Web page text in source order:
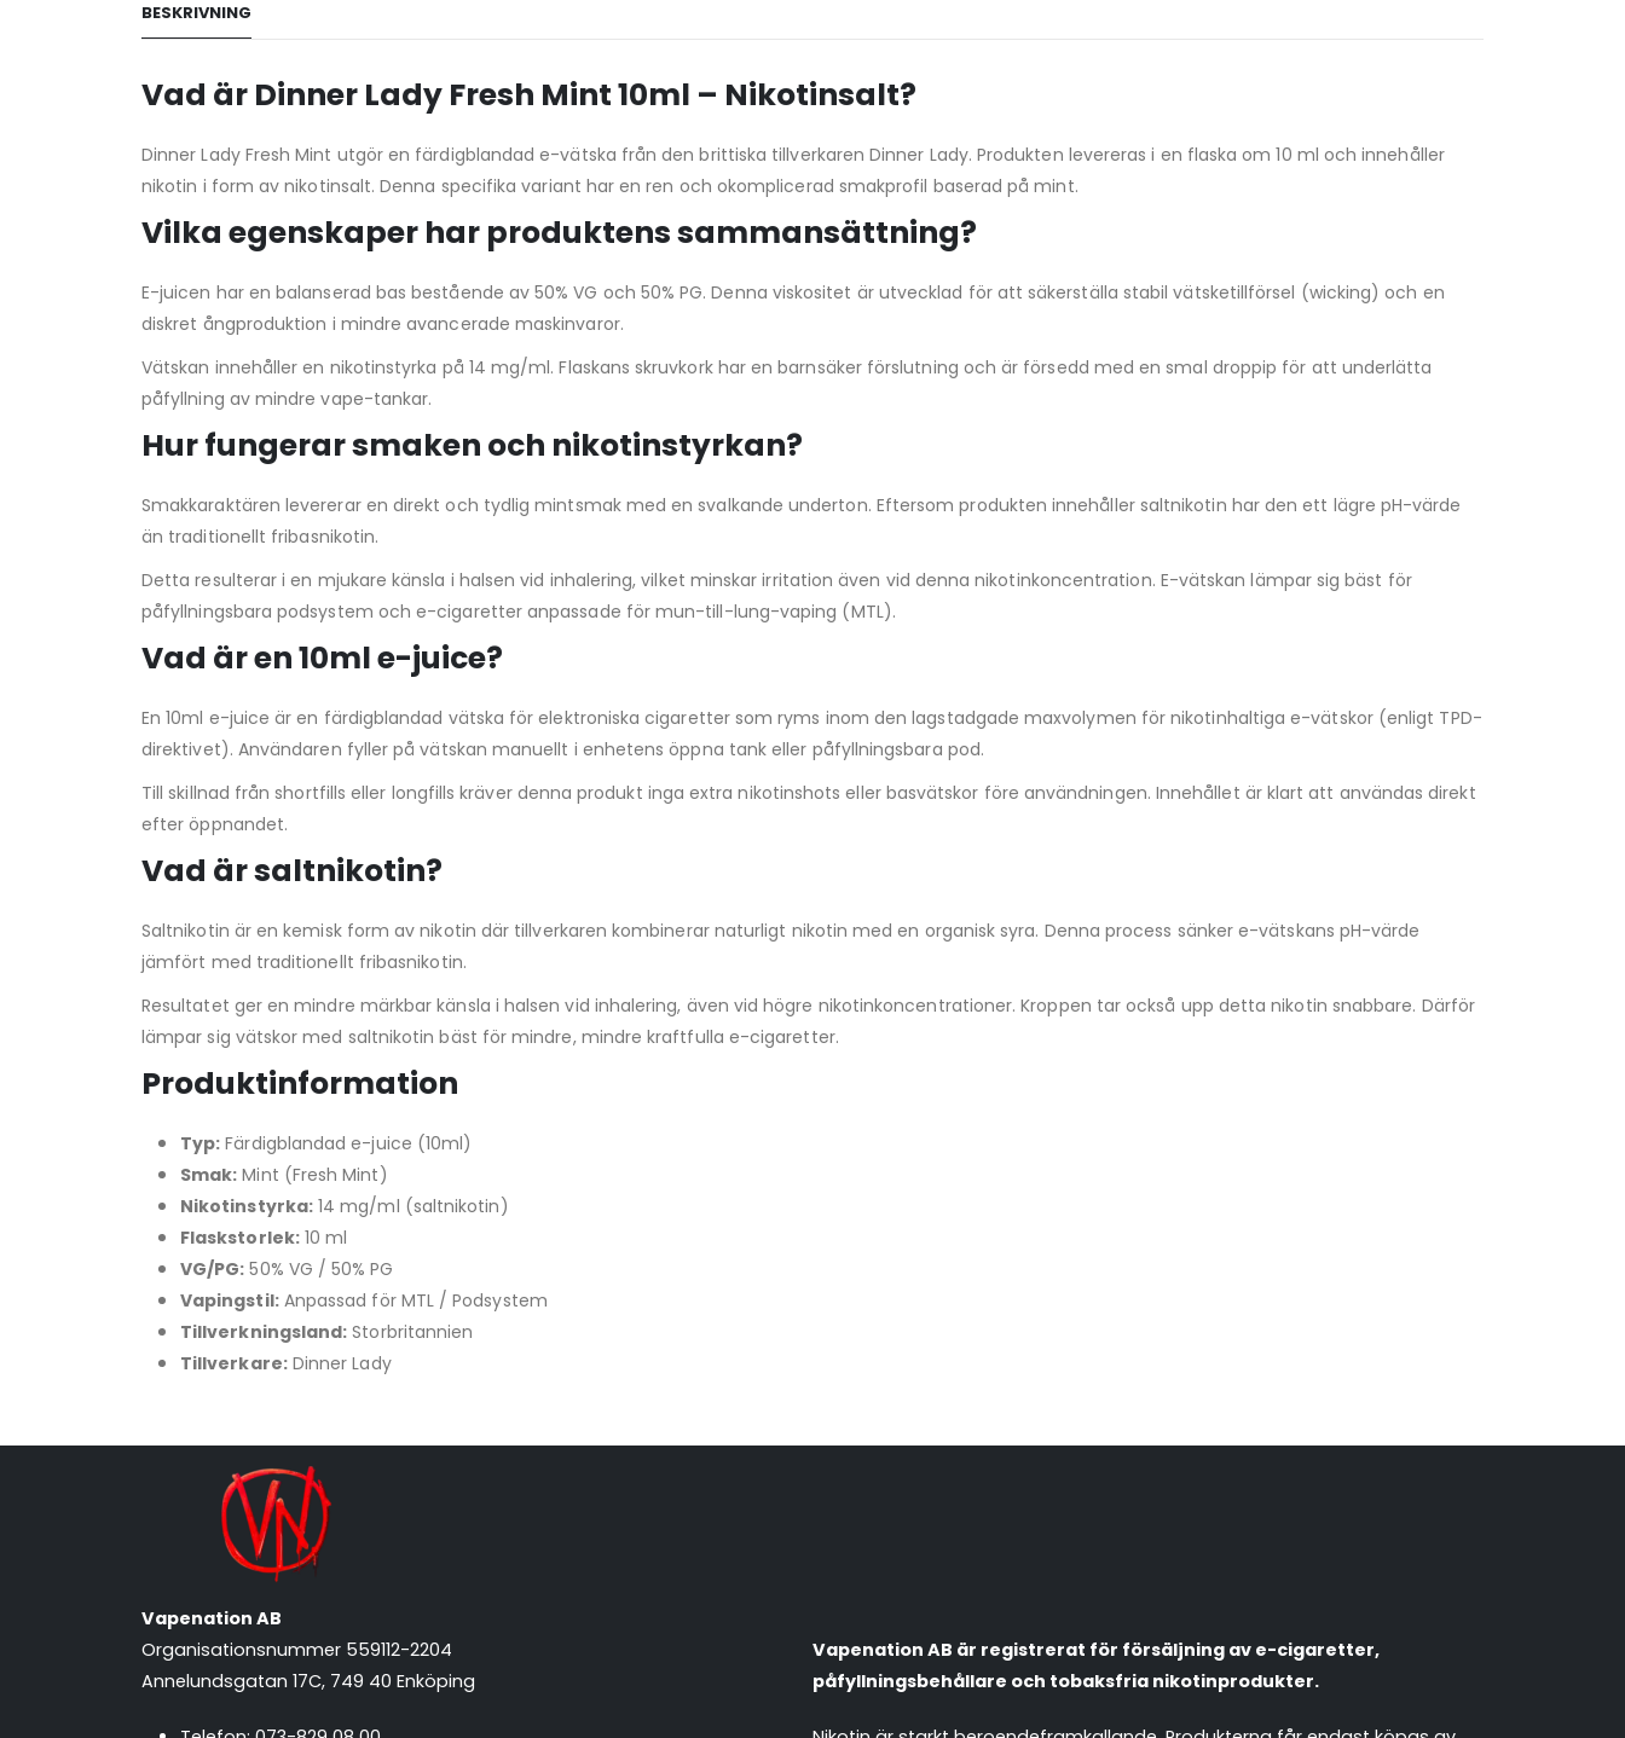
BESKRIVNING
Vad är Dinner Lady Fresh Mint 10ml – Nikotinsalt?
Dinner Lady Fresh Mint utgör en färdigblandad e-vätska från den brittiska tillverkaren Dinner Lady. Produkten levereras i en flaska om 10 ml och innehåller
nikotin i form av nikotinsalt. Denna specifika variant har en ren och okomplicerad smakprofil baserad på mint.
Vilka egenskaper har produktens sammansättning?
E-juicen har en balanserad bas bestående av 50% VG och 50% PG. Denna viskositet är utvecklad för att säkerställa stabil vätsketillförsel (wicking) och en
diskret ångproduktion i mindre avancerade maskinvaror.
Vätskan innehåller en nikotinstyrka på 14 mg/ml. Flaskans skruvkork har en barnsäker förslutning och är försedd med en smal droppip för att underlätta
påfyllning av mindre vape-tankar.
Hur fungerar smaken och nikotinstyrkan?
Smakkaraktären levererar en direkt och tydlig mintsmak med en svalkande underton. Eftersom produkten innehåller saltnikotin har den ett lägre pH-värde
än traditionellt fribasnikotin.
Detta resulterar i en mjukare känsla i halsen vid inhalering, vilket minskar irritation även vid denna nikotinkoncentration. E-vätskan lämpar sig bäst för
påfyllningsbara podsystem och e-cigaretter anpassade för mun-till-lung-vaping (MTL).
Vad är en 10ml e-juice?
En 10ml e-juice är en färdigblandad vätska för elektroniska cigaretter som ryms inom den lagstadgade maxvolymen för nikotinhaltiga e-vätskor (enligt TPD-
direktivet). Användaren fyller på vätskan manuellt i enhetens öppna tank eller påfyllningsbara pod.
Till skillnad från shortfills eller longfills kräver denna produkt inga extra nikotinshots eller basvätskor före användningen. Innehållet är klart att användas direkt
efter öppnandet.
Vad är saltnikotin?
Saltnikotin är en kemisk form av nikotin där tillverkaren kombinerar naturligt nikotin med en organisk syra. Denna process sänker e-vätskans pH-värde
jämfört med traditionellt fribasnikotin.
Resultatet ger en mindre märkbar känsla i halsen vid inhalering, även vid högre nikotinkoncentrationer. Kroppen tar också upp detta nikotin snabbare. Därför
lämpar sig vätskor med saltnikotin bäst för mindre, mindre kraftfulla e-cigaretter.
Produktinformation
Typ: Färdigblandad e-juice (10ml)
Smak: Mint (Fresh Mint)
Nikotinstyrka:14 mg/ml (saltnikotin)
Flaskstorlek:10 ml
VG/PG: 50% VG / 50% PG
Vapingstil:Anpassad för MTL / Podsystem
Tillverkningsland: Storbritannien
Tillverkare:Dinner Lady
Vapenation AB
Organisationsnummer 559112-2204
Annelundsgatan 17C, 749 40 Enköping
Vapenation AB är registrerat för försäljning av e-cigaretter,
påfyllningsbehållare och tobaksfria nikotinprodukter.
Vitsnus Leverans & frakt